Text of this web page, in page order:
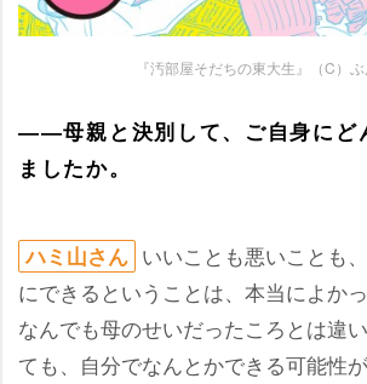
『汚部屋そだちの東大生』（C）
――母親と決別して、ご自身にど
ましたか。
ハミ山さん いいことも悪いことも
にできるということは、本当によか
なんでも母のせいだったころとは違
ても、自分でなんとかできる可能性